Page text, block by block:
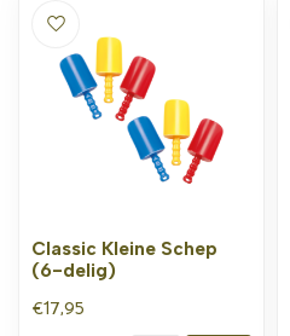
Classic Kleine Schep
(6-delig)
€17,95